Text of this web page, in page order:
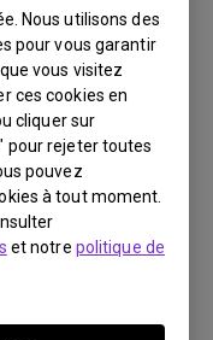
Nous utilisons des
pour vous garantir
vous visitez
ces cookies en
cliquer sur
pour rejeter toutes
pouvez
à tout moment.
et notre politique de